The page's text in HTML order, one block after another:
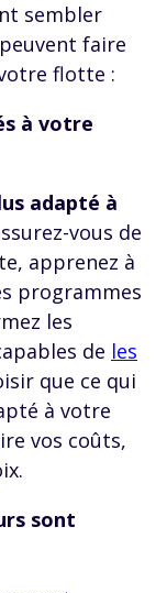
sembler
faire
flotte :
à votre
adapté à
vous de
apprenez à
programmes
les
de les
que ce qui
à votre
vos coûts,
sont